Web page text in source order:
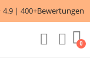
| 400+Bewertungen